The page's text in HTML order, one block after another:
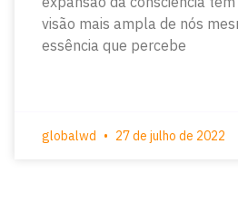
visão mais ampla de nós
essência que percebe
globalwd 27 de julho de 2022